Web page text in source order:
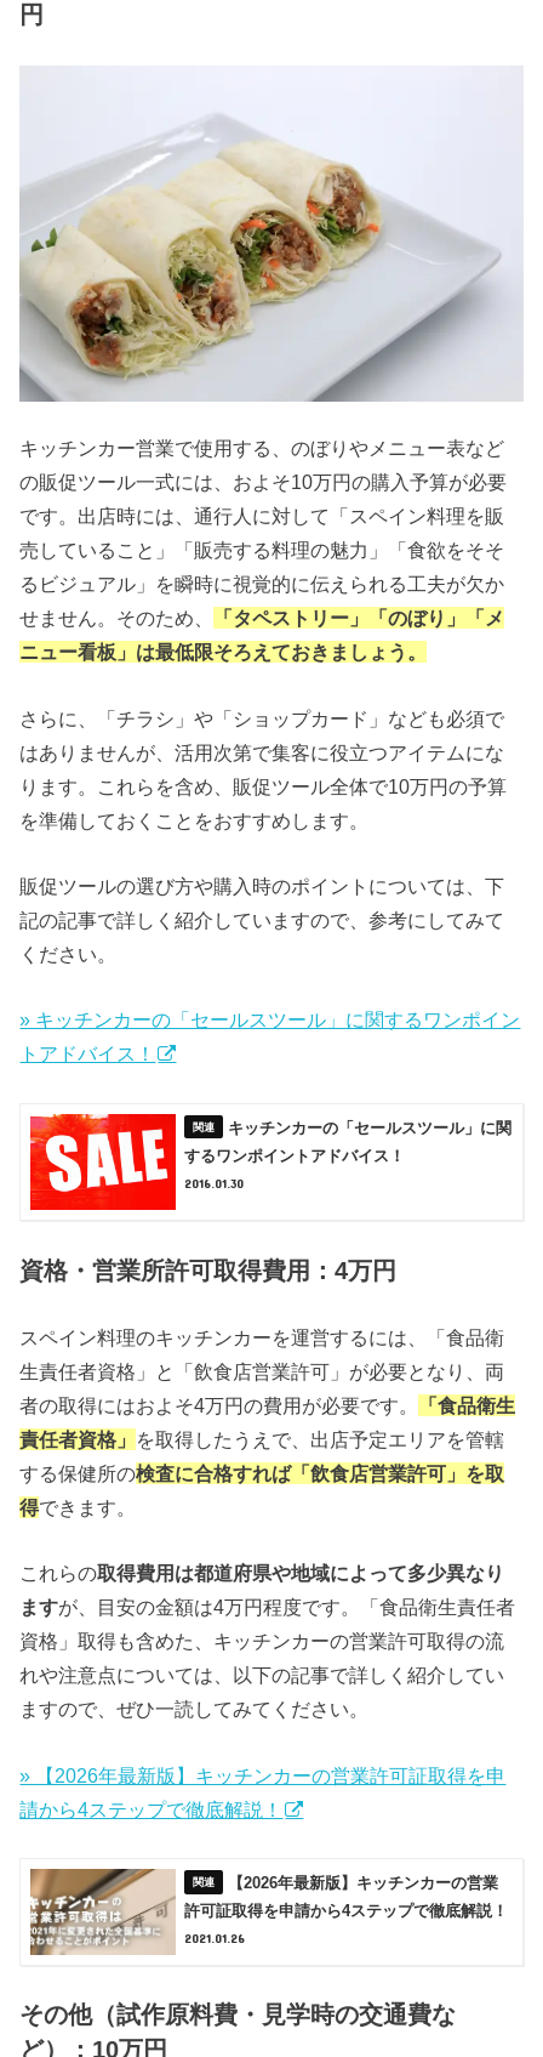
円
キッチンカー営業で使用する、のぼりやメニュー表など
の販促ツール一式には、およそ10万円の購入予算が必要
です。出店時には、通行人に対して「スペイン料理を販
売していること」「販売する料理の魅力」「食欲をそそ
るビジュアル」を瞬時に視覚的に伝えられる工夫が欠か
せません。そのため、
「タペストリー」「のぼり」「メ
ニュー看板」は最低限そろえておきましょう。
さらに、「チラシ」や「ショップカード」なども必須で
はありませんが、活用次第で集客に役立つアイテムにな
ります。これらを含め、販促ツール全体で10万円の予算
を準備しておくことをおすすめします。
販促ツールの選び方や購入時のポイントについては、下
記の記事で詳しく紹介していますので、参考にしてみて
ください。
» キッチンカーの「セールスツール」に関するワンポイン
トアドバイス！
キッチンカーの「セールスツール」に関
するワンポイントアドバイス！
2016.01.30
資格・営業所許可取得費用：4万円
スペイン料理のキッチンカーを運営するには、「食品衛
生責任者資格」と「飲食店営業許可」が必要となり、両
者の取得にはおよそ4万円の費用が必要です。
「食品衛生
責任者資格」 を取得したうえで、出店予定エリアを管轄
する保健所の検査に合格すれば「飲食店営業許可」を取
得できます。
これらの取得費用は都道府県や地域によって多少異なり
ますが、目安の金額は4万円程度です。「食品衛生責任者
資格」取得も含めた、キッチンカーの営業許可取得の流
れや注意点については、以下の記事で詳しく紹介してい
ますので、ぜひ一読してみてください。
» 【2026年最新版】キッチンカーの営業許可証取得を申
請から4ステップで徹底解説！
【2026年最新版】キッチンカーの営業
許可証取得を申請から4ステップで徹底解説！
2021.01.26
その他（試作原料費・見学時の交通費な
ど）：10万円